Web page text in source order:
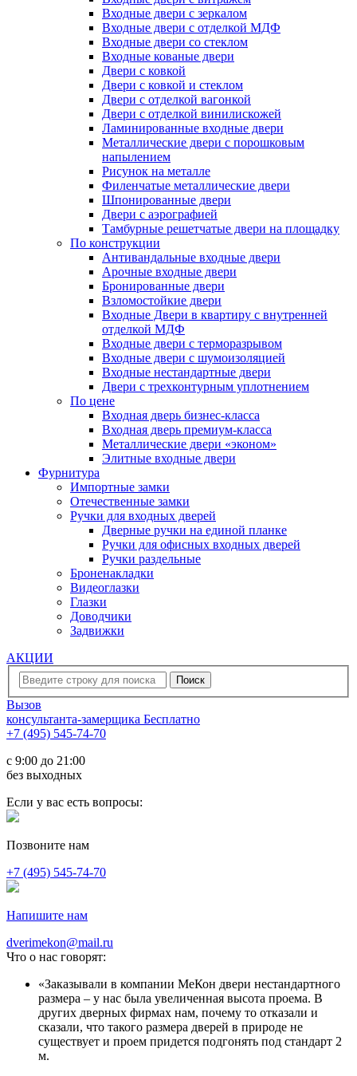
Входные двери с зеркалом
Входные двери с отделкой МДФ
Входные двери со стеклом
Входные кованые двери
Двери с ковкой
Двери с ковкой и стеклом
Двери с отделкой вагонкой
Двери с отделкой винилискожей
Ламинированные входные двери
Металлические двери с порошковым
напылением
Рисунок на металле
Филенчатые металлические двери
Шпонированные двери
Двери с аэрографией
Тамбурные решетчатые двери на площадку
По конструкции
Антивандальные входные двери
Арочные входные двери
Бронированные двери
Взломостойкие двери
Входные Двери в квартиру с внутренней
отделкой МДФ
Входные двери с терморазрывом
Входные двери с шумоизоляцией
Входные нестандартные двери
Двери с трехконтурным уплотнением
По цене
Входная дверь бизнес-класса
Входная дверь премиум-класса
Металлические двери «эконом»
Элитные входные двери
Фурнитура
Импортные замки
Отечественные замки
Ручки для входных дверей
Дверные ручки на единой планке
Ручки для офисных входных дверей
Ручки раздельные
Броненакладки
Видеоглазки
Глазки
Доводчики
Задвижки
АКЦИИ
Вызов
консультанта-замерщика Бесплатно
+7 (495) 545-74-70
c 9:00 до 21:00
без выходных
Если у вас есть вопросы:
Позвоните нам
+7 (495) 545-74-70
Напишите нам
dverimekon@mail.ru
Что о нас говорят:
Заказывали в компании МеКон двери нестандартного
размера – у нас была увеличенная высота проема. В
других дверных фирмах нам, почему то отказали и
сказали, что такого размера дверей в природе не
существует и проем придется подгонять под стандарт 2
м.